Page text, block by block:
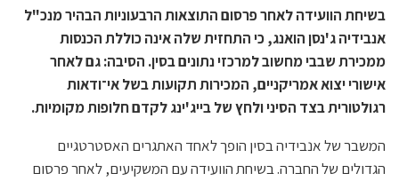
בשיחת הוועידה לאחר פרסום התוצאות הרבעוניות הבהיר מנכ"ל
אנבידיה ג'נסן הואנג, כי התחזית שלה אינה כוללת הכנסות
ממכירת שבבי מחשוב למרכזי נתונים בסין. הסיבה: גם לאחר
אישורי יצוא אמריקניים, המכירות תקועות בשל אי־ודאות
רגולטורית בצד הסיני ולחץ של בייג'ינג לקדם חלופות מקומיות.
המשבר של אנבידיה בסין הופך לאחד האתגרים האסטרטגיים
הגדולים של החברה. בשיחת הוועידה עם המשקיעים, לאחר פרסום